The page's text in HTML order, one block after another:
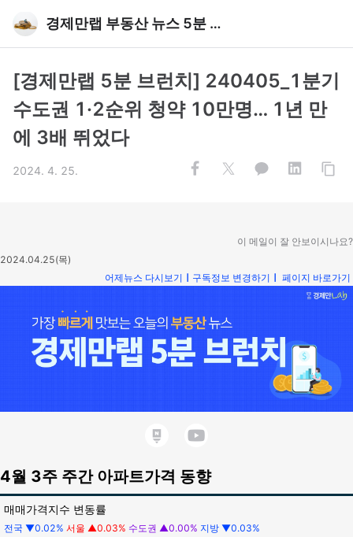
경제만랩 부동산 뉴스 5분 브런치
[경제만랩 5분 브런치] 240405_1분기
수도권 1·2순위 청약 10만명… 1년 만
에 3배 뛰었다
2024. 4. 25.
이 메일이 잘 안보이시나요?
2024.04.25(목)
어제뉴스 다시보기 ㅣ 구독정보 변경하기 ㅣ 페이지 바로가기
4월 3주 주간 아파트가격 동향
매매가격지수 변동률
전국 ▼0.02% 서울 ▲0.03% 수도권 ▲0.00% 지방 ▼0.03%